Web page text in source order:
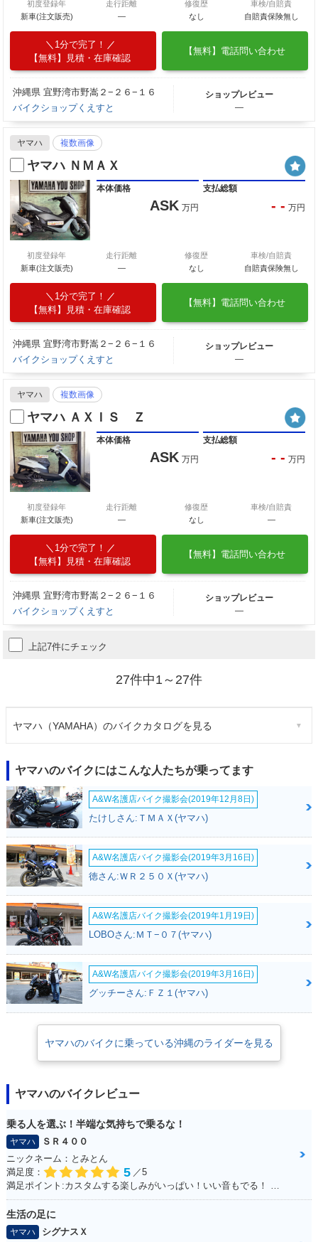
初度登録年
新車(注文販売)
走行距離
―
修復歴
なし
車検/自賠責
自賠責保険無し
1分で完了！
【無料】見積・在庫確認
【無料】電話問い合わせ
沖縄県 宜野湾市野嵩２−２６−１６
バイクショップくえすと
ショップレビュー
―
ヤマハ 複数画像
ヤマハ ＮＭＡＸ
本体価格
ASK 万円
支払総額
- - 万円
初度登録年
新車(注文販売)
走行距離
―
修復歴
なし
車検/自賠責
自賠責保険無し
1分で完了！
【無料】見積・在庫確認
【無料】電話問い合わせ
沖縄県 宜野湾市野嵩２−２６−１６
バイクショップくえすと
ショップレビュー
―
ヤマハ 複数画像
ヤマハ ＡＸＩＳ Ｚ
本体価格
ASK 万円
支払総額
- - 万円
初度登録年
新車(注文販売)
走行距離
―
修復歴
なし
車検/自賠責
―
1分で完了！
【無料】見積・在庫確認
【無料】電話問い合わせ
沖縄県 宜野湾市野嵩２−２６−１６
バイクショップくえすと
ショップレビュー
―
上記7件にチェック
27件中1～27件
ヤマハ（YAMAHA）のバイクカタログを見る
ヤマハのバイクにはこんな人たちが乗ってます
A&W名護店バイク撮影会(2019年12月8日)
たけしさん:ＴＭＡＸ(ヤマハ)
A&W名護店バイク撮影会(2019年3月16日)
徳さん:ＷＲ２５０Ｘ(ヤマハ)
A&W名護店バイク撮影会(2019年1月19日)
LOBOさん:ＭＴ−０７(ヤマハ)
A&W名護店バイク撮影会(2019年3月16日)
グッチーさん:ＦＺ１(ヤマハ)
ヤマハのバイクに乗っている沖縄のライダーを見る
ヤマハのバイクレビュー
乗る人を選ぶ！半端な気持ちで乗るな！
ヤマハ
ＳＲ４００
ニックネーム：とみとん
満足度：
5 ／5
生活の足に
ヤマハ
シグナスＸ